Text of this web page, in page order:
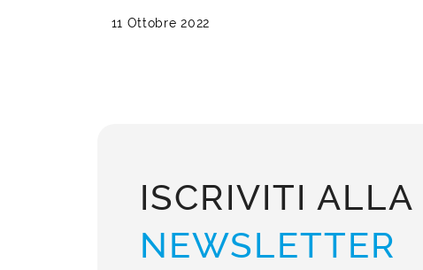
11 Ottobre 2022
ISCRIVITI ALLA
NEWSLETTER